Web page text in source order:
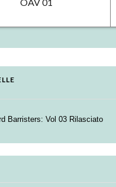
Barristers: Vol 03 Rilasciato
Blood - Valkyria no Oukoku-hen: